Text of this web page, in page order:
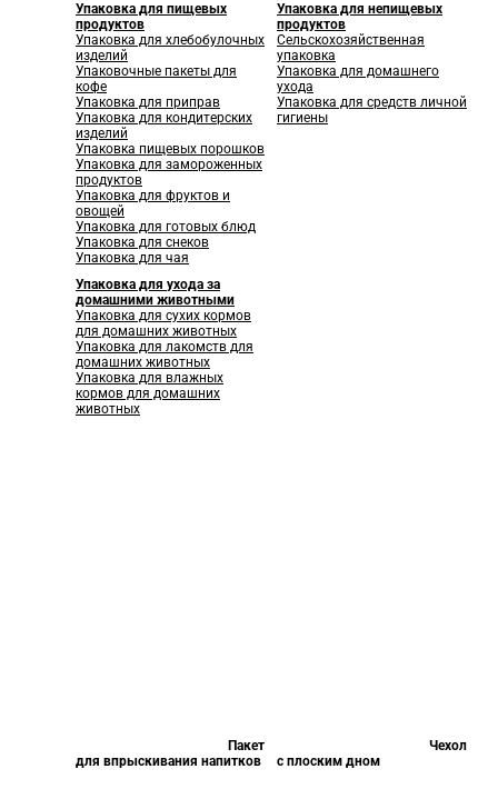
Упаковка для пищевых
продуктов
Упаковка для хлебобулочных
изделий
Упаковочные пакеты для
кофе
Упаковка для приправ
Упаковка для кондитерских
изделий
Упаковка пищевых порошков
Упаковка для замороженных
продуктов
Упаковка для фруктов и
овощей
Упаковка для готовых блюд
Упаковка для снеков
Упаковка для чая
Упаковка для непищевых
продуктов
Сельскохозяйственная
упаковка
Упаковка для домашнего
ухода
Упаковка для средств личной
гигиены
Упаковка для ухода за
домашними животными
Упаковка для сухих кормов
для домашних животных
Упаковка для лакомств для
домашних животных
Упаковка для влажных
кормов для домашних
животных
Пакет
для впрыскивания напитков
Чехол
с плоским дном